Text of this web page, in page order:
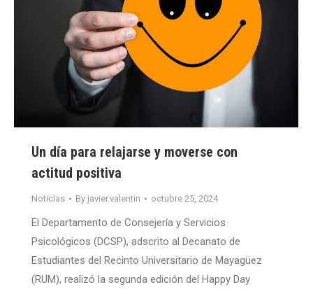
Un día para relajarse y moverse con
actitud positiva
Noticias By javier.valentin octubre 25, 2024
El Departamento de Consejería y Servicios
Psicológicos (DCSP), adscrito al Decanato de
Estudiantes del Recinto Universitario de Mayagüez
(RUM), realizó la segunda edición del Happy Day